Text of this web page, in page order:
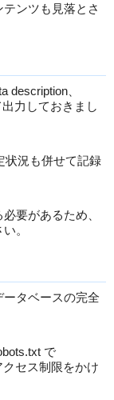
ンツも見落とさ
description、
力しておきまし
状況も併せて記録
要があるため、
。
タベースの完全
で
クセス制限をかけ